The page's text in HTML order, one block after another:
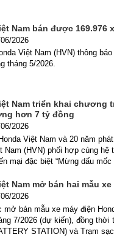
Nam bán được 169.976
06/2026
Việt Nam (HVN) thông
tháng 5/2026.
Nam triển khai
hơn 7 tỷ đồng
06/2026
Việt Nam và 20 năm
Nam (HVN) phối hợp cùng
mại đặc biệt “Mừng dấu mốc
Nam mở bán hai mẫu
06/2026
mở bán mẫu xe máy điện
7/2026 (dự kiến), đồng thời
STATION) và Trạm